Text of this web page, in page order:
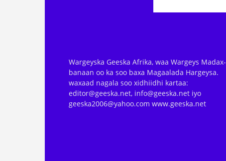
Wargeyska Geeska Afrika, waa Wargeys Madax-
banaan oo ka soo baxa Magaalada Hargeysa.
waxaad nagala soo xidhiidhi kartaa:
editor@geeska.net, info@geeska.net iyo
geeska2006@yahoo.com www.geeska.net